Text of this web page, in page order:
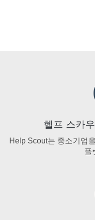
헬프 스카
Help Scout는 중소기업
플